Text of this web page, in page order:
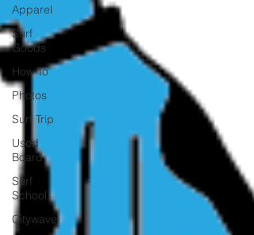
Apparel
Surf
Goods
How To
Photos
Surf Trip
Used
Board
Surf
School
Citywave